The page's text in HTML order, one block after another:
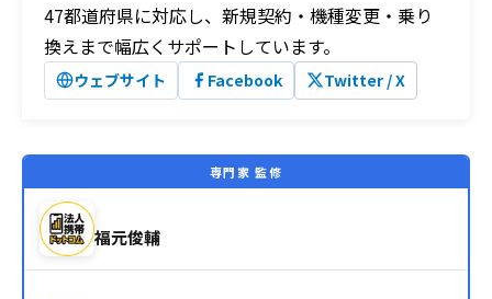
47都道府県に対応し、新規契約・機種変更・乗り
換えまで幅広くサポートしています。
ウェブサイト Facebook Twitter / X
専門家 監修
福元俊輔